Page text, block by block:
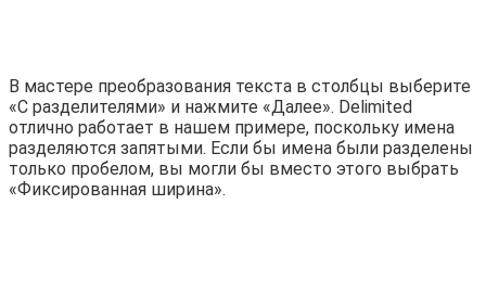
В мастере преобразования текста в столбцы выберите
«С разделителями» и нажмите «Далее». Delimited
отлично работает в нашем примере, поскольку имена
разделяются запятыми. Если бы имена были разделены
только пробелом, вы могли бы вместо этого выбрать
«Фиксированная ширина».